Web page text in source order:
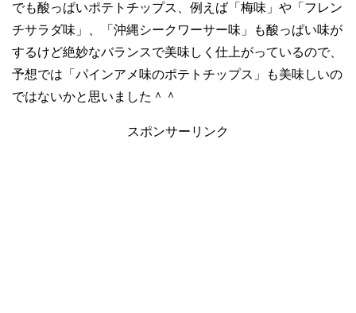
でも酸っぱいポテトチップス、例えば「梅味」や「フレン
チサラダ味」、「沖縄シークワーサー味」も酸っぱい味が
するけど絶妙なバランスで美味しく仕上がっているので、
予想では「パインアメ味のポテトチップス」も美味しいの
ではないかと思いました＾＾
スポンサーリンク